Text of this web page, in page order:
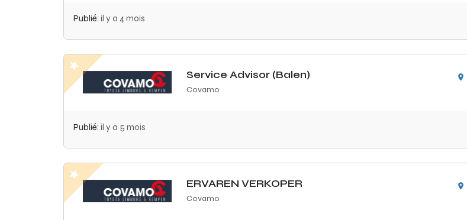
Publié: il y a 4 mois
Service Advisor (Balen)
Covamo
Publié: il y a 5 mois
ERVAREN VERKOPER
Covamo